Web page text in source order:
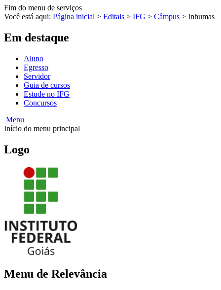
Fim do menu de serviços
Você está aqui: Página inicial > Editais > IFG > Câmpus > Inhumas
Em destaque
Aluno
Egresso
Servidor
Guia de cursos
Estude no IFG
Concursos
Menu
Início do menu principal
Logo
Menu de Relevância